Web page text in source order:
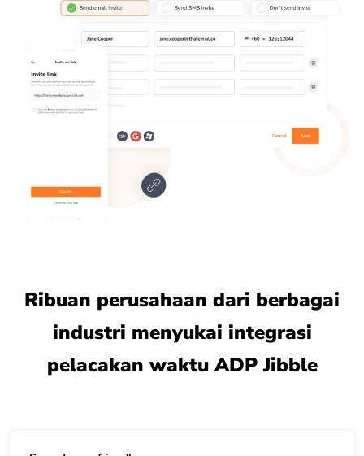
Ribuan perusahaan dari berbagai
industri menyukai integrasi
pelacakan waktu ADP Jibble